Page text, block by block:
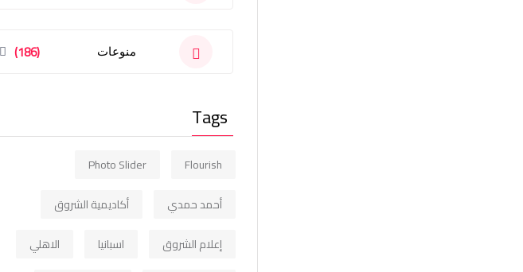
منوعات (186)
Tags
Flourish
Photo Slider
أحمد حمدي
أكاديمية الشروق
إعلام الشروق
اسبانيا
الاهلي